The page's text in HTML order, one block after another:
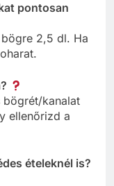
pontosan
2,5 dl. Ha
bögrét/kanalat
ellenőrizd a
ételeknél is?